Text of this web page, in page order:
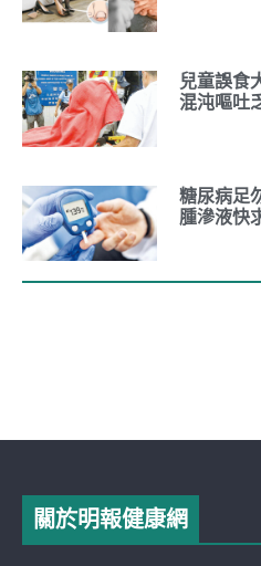
兒童誤食
混沌嘔吐
糖尿病足
腫滲液快
關於明報健康網